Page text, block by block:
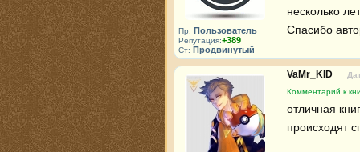
Пр: Пользователь
Репутация:+389
Ст: Продвинутый
несколько лет
Спасибо
VaMr_KID
Комментарий к
отличная
происходят